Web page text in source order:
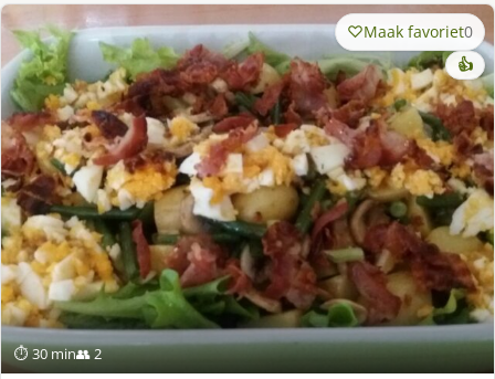
⏱ 30 min👥 2
Maak favoriet0
👍